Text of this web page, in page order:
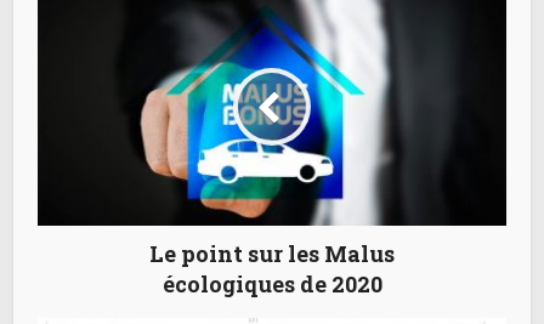
Le point sur les Malus
écologiques de 2020